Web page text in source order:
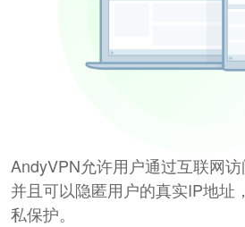
AndyVPN允许用户通过互联网访
并且可以隐匿用户的真实IP地址
私保护。